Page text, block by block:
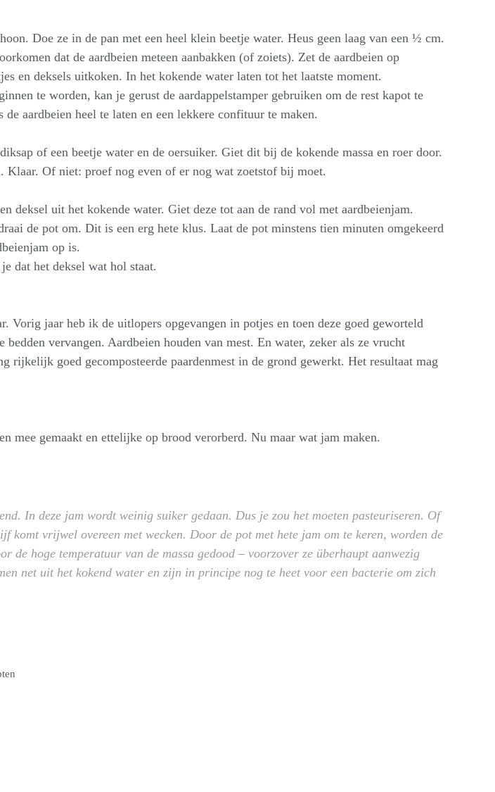
Doe ze in de pan met een heel klein beetje water. Heus geen laag van een ½ cm.
dat de aardbeien meteen aanbakken (of zoiets). Zet de aardbeien op
en deksels uitkoken. In het kokende water laten tot het laatste moment.
te worden, kan je gerust de aardappelstamper gebruiken om de rest kapot te
aardbeien heel te laten en een lekkere confituur te maken.
of een beetje water en de oersuiker. Giet dit bij de kokende massa en roer door.
Klaar. Of niet: proef nog even of er nog wat zoetstof bij moet.
deksel uit het kokende water. Giet deze tot aan de rand vol met aardbeienjam.
de pot om. Dit is een erg hete klus. Laat de pot minstens tien minuten omgekeerd
op is.
dat het deksel wat hol staat.
Vorig jaar heb ik de uitlopers opgevangen in potjes en toen deze goed geworteld
vervangen. Aardbeien houden van mest. En water, zeker als ze vrucht
rijkelijk goed gecomposteerde paardenmest in de grond gewerkt. Het resultaat mag
mee gemaakt en ettelijke op brood verorberd. Nu maar wat jam maken.
In deze jam wordt weinig suiker gedaan. Dus je zou het moeten pasteuriseren. Of
komt vrijwel overeen met wecken. Door de pot met hete jam om te keren, worden de
de hoge temperatuur van de massa gedood – voorzover ze überhaupt aanwezig
net uit het kokend water en zijn in principe nog te heet voor een bacterie om zich